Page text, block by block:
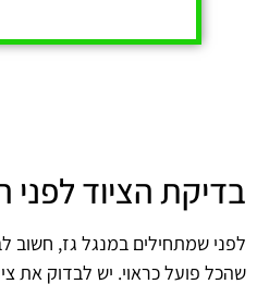
בדיקת הציוד לפני
לפני שמתחילים במנגל גז, חשוב
שהכל פועל כראוי. יש לבדוק את